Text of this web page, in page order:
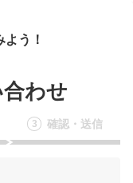
う！
わせ
3 確認・送信